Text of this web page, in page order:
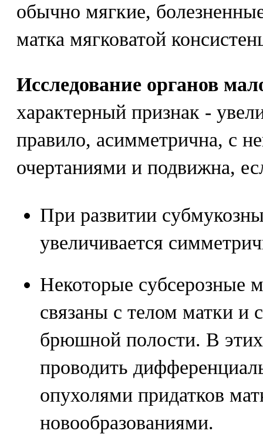
обычно мягкие,
матка мягковатой
Исследование органов
характерный признак -
правило, асимметрична, с
очертаниями и подвижна,
При развитии
увеличивается
Некоторые субсерозные
связаны с телом матки и
брюшной полости. В
проводить
опухолями придатков
новообразованиями.